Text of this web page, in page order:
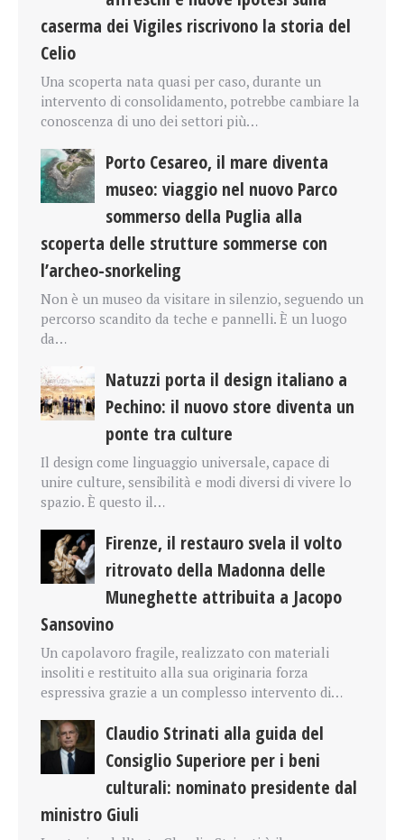
caserma dei Vigiles riscrivono la storia del
Celio
Una scoperta nata quasi per caso, durante un
intervento di consolidamento, potrebbe cambiare la
conoscenza di uno dei settori più…
Porto Cesareo, il mare diventa
museo: viaggio nel nuovo Parco
sommerso della Puglia alla
scoperta delle strutture sommerse con
l’archeo-snorkeling
Non è un museo da visitare in silenzio, seguendo un
percorso scandito da teche e pannelli. È un luogo
da…
Natuzzi porta il design italiano a
Pechino: il nuovo store diventa un
ponte tra culture
Il design come linguaggio universale, capace di
unire culture, sensibilità e modi diversi di vivere lo
spazio. È questo il…
Firenze, il restauro svela il volto
ritrovato della Madonna delle
Muneghette attribuita a Jacopo
Sansovino
Un capolavoro fragile, realizzato con materiali
insoliti e restituito alla sua originaria forza
espressiva grazie a un complesso intervento di…
Claudio Strinati alla guida del
Consiglio Superiore per i beni
culturali: nominato presidente dal
ministro Giuli